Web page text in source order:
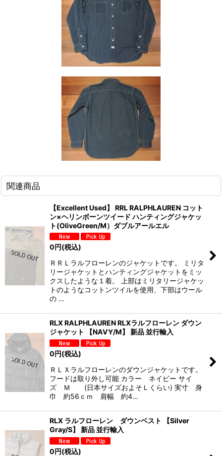
関連商品
【Excellent Used】 RRL RALPHLAUREN コット
ン×ヘリンボーンツイード ハンティングジャケッ
ト(OliveGreen/M）ダブルアールエル
0 円(税込)
ＲＲＬラルフローレンのジャケットです。 ミリタ
リージャケットとハンティングジャケットをミッ
クスしたような１着。 上部はミリタリージャケッ
トのようなコットンツイルを使用、下部はウール
の …
RLX RALPHLAUREN RLXラルフローレン ダウン
ジャケット 【NAVY/M】 新品 並行輸入
0円(税込)
ＲＬＸラルフローレンのダウンジャケットです。
フードは取り外し可能 カラー ネイビー サイ
ズ Ｍ (日本サイズおよそＬくらい) 実寸 身
巾 約56ｃｍ 肩幅 約4…
RLX ラルフローレン ダウンベスト 【Silver
Gray/S】 新品 並行輸入
0円(税込)